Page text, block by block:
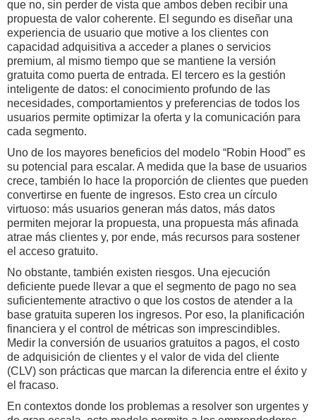
que no, sin perder de vista que ambos deben recibir una
propuesta de valor coherente. El segundo es diseñar una
experiencia de usuario que motive a los clientes con
capacidad adquisitiva a acceder a planes o servicios
premium, al mismo tiempo que se mantiene la versión
gratuita como puerta de entrada. El tercero es la gestión
inteligente de datos: el conocimiento profundo de las
necesidades, comportamientos y preferencias de todos los
usuarios permite optimizar la oferta y la comunicación para
cada segmento.
Uno de los mayores beneficios del modelo “Robin Hood” es
su potencial para escalar. A medida que la base de usuarios
crece, también lo hace la proporción de clientes que pueden
convertirse en fuente de ingresos. Esto crea un círculo
virtuoso: más usuarios generan más datos, más datos
permiten mejorar la propuesta, una propuesta más afinada
atrae más clientes y, por ende, más recursos para sostener
el acceso gratuito.
No obstante, también existen riesgos. Una ejecución
deficiente puede llevar a que el segmento de pago no sea
suficientemente atractivo o que los costos de atender a la
base gratuita superen los ingresos. Por eso, la planificación
financiera y el control de métricas son imprescindibles.
Medir la conversión de usuarios gratuitos a pagos, el costo
de adquisición de clientes y el valor de vida del cliente
(CLV) son prácticas que marcan la diferencia entre el éxito y
el fracaso.
En contextos donde los problemas a resolver son urgentes y